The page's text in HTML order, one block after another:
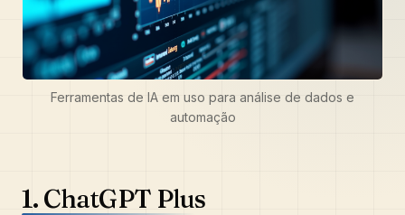
Ferramentas de IA em uso para análise de dados e
automação
1. ChatGPT Plus